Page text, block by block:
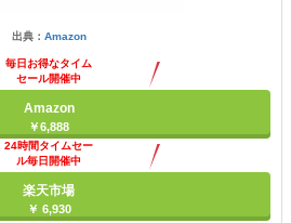
出典： Amazon
毎日お得なタイム
セール開催中
Amazon
￥6,888
24時間タイムセー
ル毎日開催中
楽天市場
￥ 6,930